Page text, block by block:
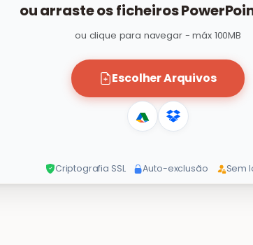
ou arraste os ficheiros
ou clique para navegar - máx 100MB
Escolher Arquivos
Criptografia SSL Auto-exclusão Sem